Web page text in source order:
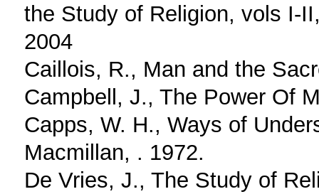
the Study of Religion, vols I-
2004
Caillois, R., Man and the
Campbell, J., The Power Of
Capps, W. H., Ways of
Macmillan, . 1972.
De Vries, J., The Study of